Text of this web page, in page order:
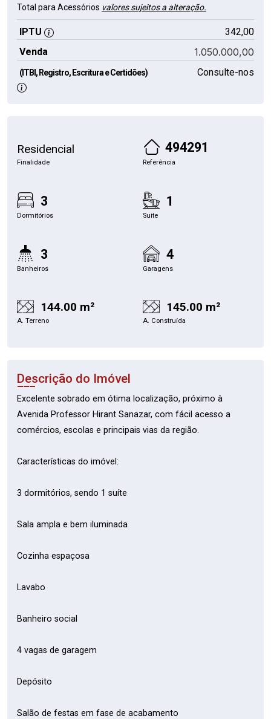
Total para Acessórios valores sujeitos a alteração.
IPTU
342,00
Venda
1.050.000,00
(ITBI, Registro, Escritura e Certidões) Consulte-nos
Residencial
Finalidade
494291
Referência
3
Dormitórios
1
Suite
3
Banheiros
4
Garagens
144.00 m²
A. Terreno
145.00 m²
A. Construída
Descrição do Imóvel
Excelente sobrado em ótima localização, próximo à
Avenida Professor Hirant Sanazar, com fácil acesso a
comércios, escolas e principais vias da região.
Características do imóvel:
3 dormitórios, sendo 1 suíte
Sala ampla e bem iluminada
Cozinha espaçosa
Lavabo
Banheiro social
4 vagas de garagem
Depósito
Salão de festas em fase de acabamento